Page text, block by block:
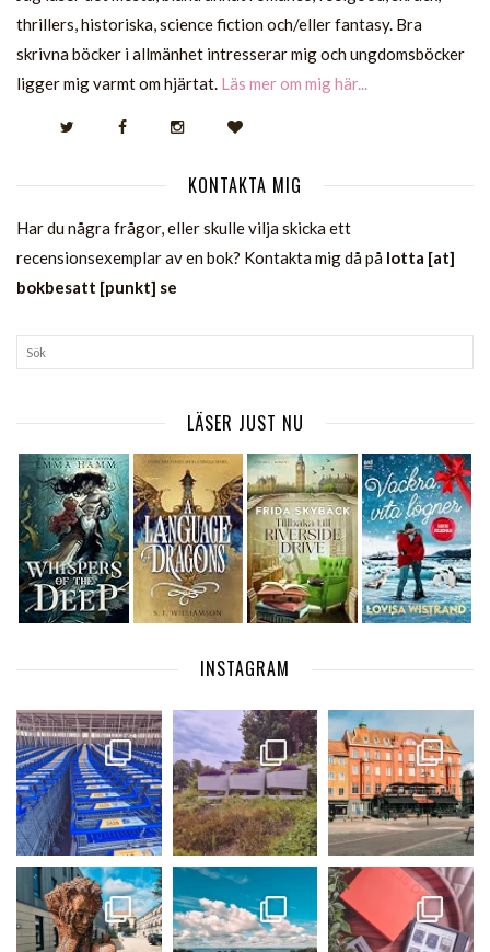
thrillers, historiska, science fiction och/eller fantasy. Bra
skrivna böcker i allmänhet intresserar mig och ungdomsböcker
ligger mig varmt om hjärtat. Läs mer om mig här...
KONTAKTA MIG
Har du några frågor, eller skulle vilja skicka ett
recensionsexemplar av en bok? Kontakta mig då på lotta [at]
bokbesatt [punkt] se
LÄSER JUST NU
INSTAGRAM